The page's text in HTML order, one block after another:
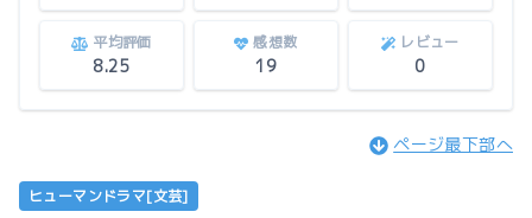
平均評価
8.25
感想数
19
レビュー
0
ページ最下部へ
ヒューマンドラマ[文芸]